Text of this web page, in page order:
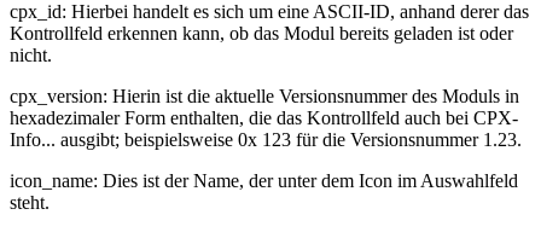
cpx_id: Hierbei handelt es sich um eine ASCII-ID, anhand derer das
Kontrollfeld erkennen kann, ob das Modul bereits geladen ist oder
nicht.
cpx_version: Hierin ist die aktuelle Versionsnummer des Moduls in
hexadezimaler Form enthalten, die das Kontrollfeld auch bei CPX-
Info... ausgibt; beispielsweise 0x 123 für die Versionsnummer 1.23.
icon_name: Dies ist der Name, der unter dem Icon im Auswahlfeld
steht.